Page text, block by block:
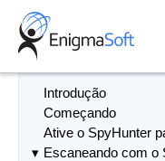
Skip
content
Introdução
Começando
Ative o SpyHunter
Escaneando com o